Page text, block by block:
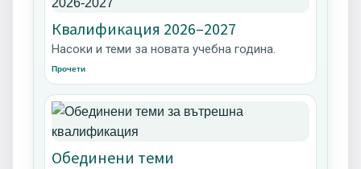
Квалификация 2026–2027
Насоки и теми за новата учебна година.
Прочети
Обединени теми